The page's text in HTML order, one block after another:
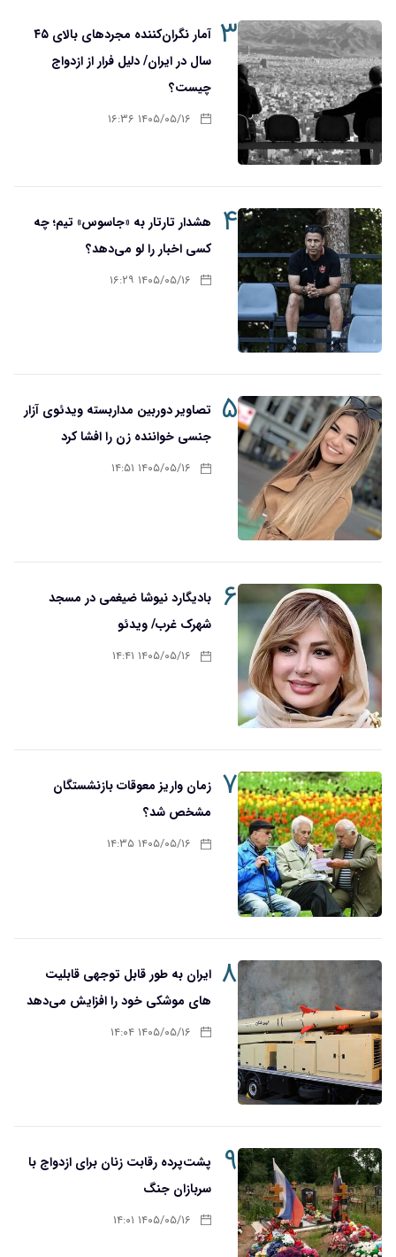
۳
آمار نگران‌کننده مجردهای بالای ۴۵
سال در ایران/ دلیل فرار از ازدواج
چیست؟
۱۴۰۵/۰۵/۱۶ ۱۶:۳۶
۴ هشدار تارتار به «جاسوس» تیم؛ چه
کسی اخبار را لو می‌دهد؟
۱۴۰۵/۰۵/۱۶ ۱۶:۲۹
۵ تصاویر دوربین مداربسته ویدئوی آزار
جنسی خواننده زن را افشا کرد
۱۴۰۵/۰۵/۱۶ ۱۴:۵۱
۶
بادیگارد نیوشا ضیغمی در مسجد
شهرک غرب/ ویدئو
۱۴۰۵/۰۵/۱۶ ۱۴:۴۱
۷ زمان واریز معوقات بازنشستگان
مشخص شد؟
۱۴۰۵/۰۵/۱۶ ۱۴:۳۵
۸
ایران به طور قابل توجهی قابلیت
های موشکی خود را افزایش می‌دهد
۱۴۰۵/۰۵/۱۶ ۱۴:۰۴
۹
پشت‌پرده رقابت زنان برای ازدواج با
سربازان جنگ
۱۴۰۵/۰۵/۱۶ ۱۴:۰۱